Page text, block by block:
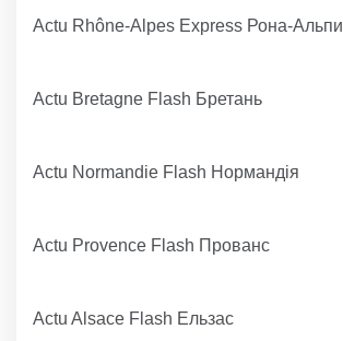
Actu Rhône-Alpes Express Рона-Альпи
Actu Bretagne Flash Бретань
Actu Normandie Flash Нормандія
Actu Provence Flash Прованс
Actu Alsace Flash Ельзас